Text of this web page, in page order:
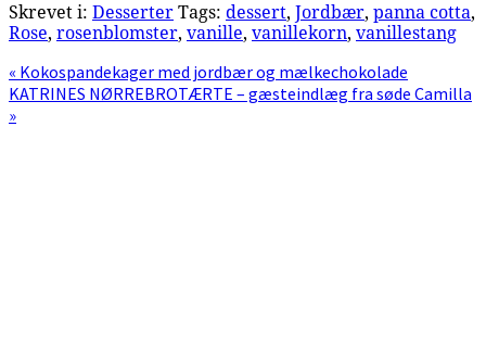
Skrevet i: Desserter Tags: dessert, Jordbær, panna cotta,
Rose, rosenblomster, vanille, vanillekorn, vanillestang
Previous
Post:
« Kokospandekager med jordbær og mælkechokolade
Next
Post:
KATRINES NØRREBROTÆRTE – gæsteindlæg fra søde Camilla
»